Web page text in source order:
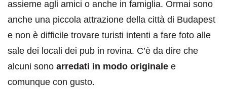
assieme agli amici o anche in famiglia. Ormai sono
anche una piccola attrazione della città di Budapest
e non è difficile trovare turisti intenti a fare foto alle
sale dei locali dei pub in rovina. C’è da dire che
alcuni sono arredati in modo originale e
comunque con gusto.